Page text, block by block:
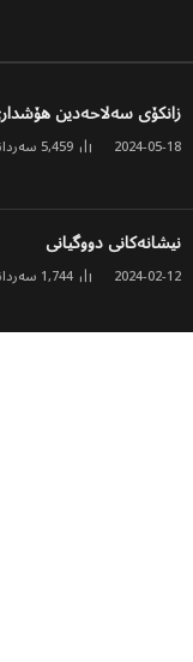
زانکۆی سەلاحەدین
2024-05-18
5,459
نیشانەکانی دووگیانی
2024-02-12
1,744